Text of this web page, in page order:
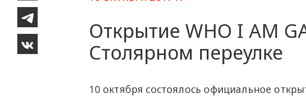
Открытие WHO I AM
Столярном переулке
10 октября состоялось официальное